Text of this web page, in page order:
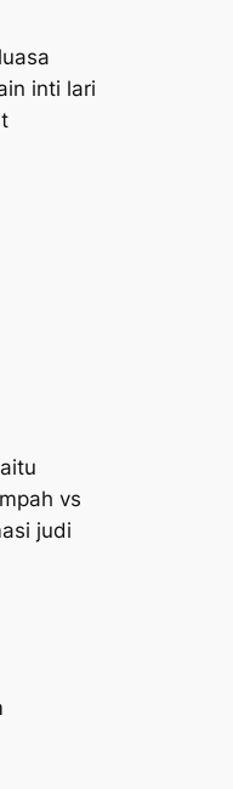
inti lari
vs
judi